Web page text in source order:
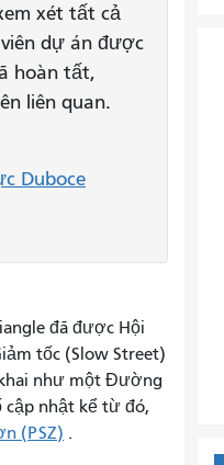
xét tất cả
dự án được
hoàn tất,
liên quan.
Duboce
đã được Hội
tốc (Slow Street)
như một Đường
cập nhật kể từ đó,
(PSZ) .